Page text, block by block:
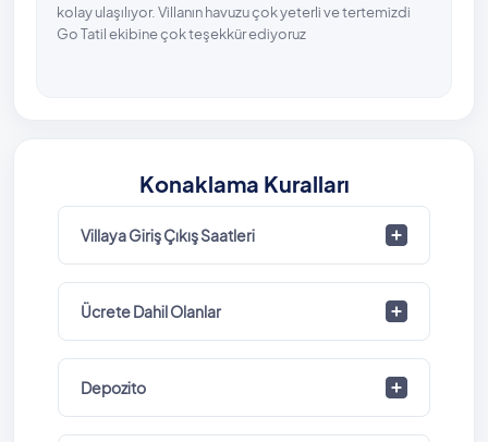
kolay ulaşılıyor. Villanın havuzu çok yeterli ve tertemizdi
Go Tatil ekibine çok teşekkür ediyoruz
Konaklama Kuralları
Villaya Giriş Çıkış Saatleri
Ücrete Dahil Olanlar
Depozito